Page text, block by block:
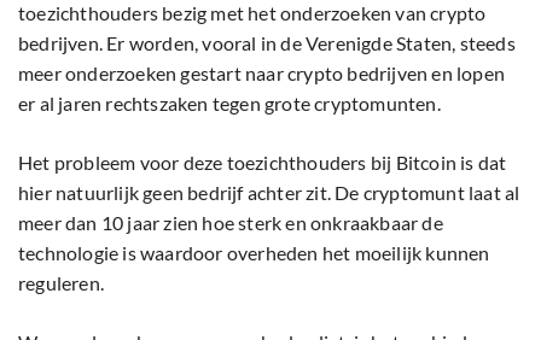
toezichthouders bezig met het onderzoeken van crypto
bedrijven. Er worden, vooral in de Verenigde Staten, steeds
meer onderzoeken gestart naar crypto bedrijven en lopen
er al jaren rechtszaken tegen grote cryptomunten.
Het probleem voor deze toezichthouders bij Bitcoin is dat
hier natuurlijk geen bedrijf achter zit. De cryptomunt laat al
meer dan 10 jaar zien hoe sterk en onkraakbaar de
technologie is waardoor overheden het moeilijk kunnen
reguleren.